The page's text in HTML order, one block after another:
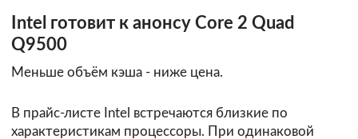
Intel готовит к анонсу Core 2 Quad
Q9500
Меньше объём кэша - ниже цена.
В прайс-листе Intel встречаются близкие по
характеристикам процессоры. При одинаковой